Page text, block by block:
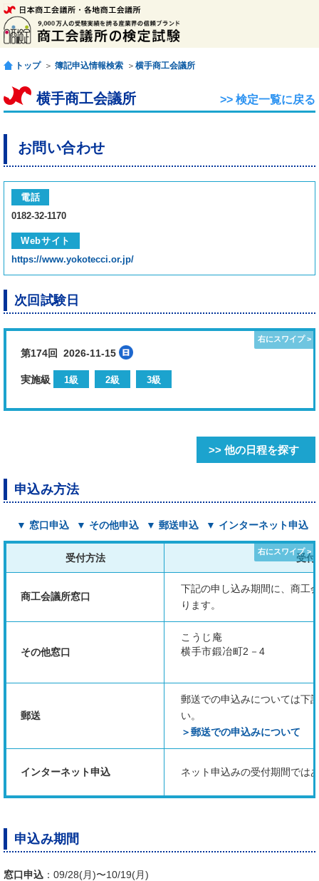
トップ ＞ 簿記申込情報検索 ＞ 横手商工会議所
>> 検定一覧に戻る
横手商工会議所
お問い合わせ
電話
0182-32-1170
Webサイト
https://www.yokotecci.or.jp/
次回試験日
第174回 2026-11-15
実施級 1級 2級 3級
>> 他の日程を探す
申込み方法
▼ 窓口申込 ▼ その他申込 ▼ 郵送申込 ▼ インターネット申込
受付方法 受付
商工会議所窓口
下記の申し込み期間に、商工
ります。
その他窓口
こうじ庵
横手市鍛冶町2－4
郵送
郵送での申込みについては下
い。
＞郵送での申込みについて
インターネット申込 ネット申込みの受付期間では
申込み期間
窓口申込 ：09/28(月)〜10/19(月)